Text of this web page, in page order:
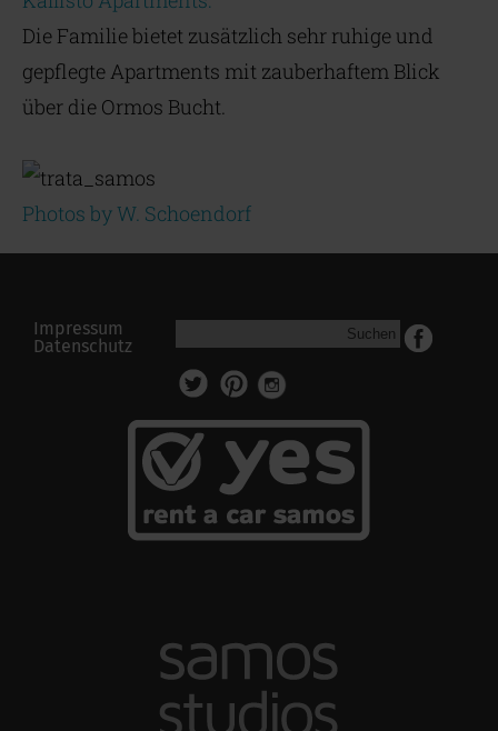
Die Familie bietet zusätzlich sehr ruhige und
gepflegte Apartments mit zauberhaftem Blick
über die Ormos Bucht.
Photos by W. Schoendorf
Impressum
Datenschutz
Suchen